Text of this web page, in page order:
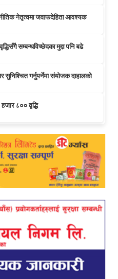
नेतृत्वमा जवाफदेहिता आवश्यक
सम्बन्धविच्छेदका मुद्दा पनि बढे
सुनिश्चित गर्नुपर्नेमा संयोजक दाहालको
८०० वृद्धि